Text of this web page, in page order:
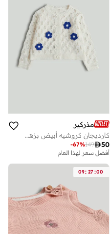
مذركير
كارديجان كروشيه أبيض بزهرة
50
149
-67%
أفضل سعر لهذا العام
09: 27 :00